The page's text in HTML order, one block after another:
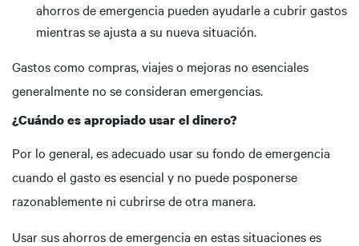
ahorros de emergencia pueden ayudarle a cubrir gastos
mientras se ajusta a su nueva situación.
Gastos como compras, viajes o mejoras no esenciales
generalmente no se consideran emergencias.
¿Cuándo es apropiado usar el dinero?
Por lo general, es adecuado usar su fondo de emergencia
cuando el gasto es esencial y no puede posponerse
razonablemente ni cubrirse de otra manera.
Usar sus ahorros de emergencia en estas situaciones es